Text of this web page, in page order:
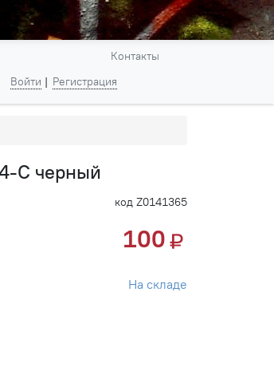
Контакты
Войти
Регистрация
C черный
код Z0141365
100
На складе